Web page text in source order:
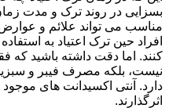
بسزایی در روند ترک و مدت
مناسب می تواند علائم و
افراد حین ترک اعتیاد به
کنند. اما دقت داشته باشید که
نیست، بلکه مصرف فیبر و
دارد. آنتی اکسیدانت های
اثرگذارند.